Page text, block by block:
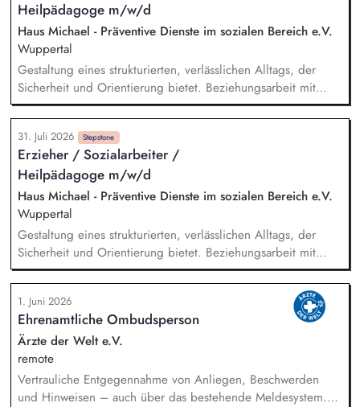
Privatspendenfundraisings, regelmäßige Kommunikation mit
und das Gewinnen von (neuen) Spender*innen, Organisation
und Begleitung der etwa jährlich stattfindenden
Dialogseminare.
Heilpädagoge m/w/d
Haus Michael - Präventive Dienste im sozialen Bereich e.V.
Wuppertal
Gestaltung eines strukturierten, verlässlichen Alltags, der
Sicherheit und Orientierung bietet. Beziehungsarbeit mit
Kindern und Jugendlichen unter Berücksichtigung ihrer
individuellen Lebensgeschichten. Systemisches Denken:
Zusammenhänge erkennen, Verhalten einordnen, Muster
verstehen. Förderung von Identitätsentwicklung, Selbstwert
und individuellen Stärken. Begleitung in lebenspraktischen
Bereichen (Alltag, Schule, Freizeit, Verantwortung).
Zusammenarbeit mit Eltern, Sorgeberechtigten, Schulen,
Therapeut*innen und Jugendämtern.
31. Juli 2026 Stepstone
Erzieher / Sozialarbeiter /
Heilpädagoge m/w/d
Haus Michael - Präventive Dienste im sozialen Bereich e.V.
Wuppertal
Gestaltung eines strukturierten, verlässlichen Alltags, der
Sicherheit und Orientierung bietet. Beziehungsarbeit mit
Kindern und Jugendlichen unter Berücksichtigung ihrer
individuellen Lebensgeschichten. Systemisches Denken:
Zusammenhänge erkennen, Verhalten einordnen, Muster
verstehen. Förderung von Identitätsentwicklung, Selbstwert
und individuellen Stärken. Begleitung in lebenspraktischen
Bereichen (Alltag, Schule, Freizeit, Verantwortung).
Zusammenarbeit mit Eltern, Sorgeberechtigten, Schulen,
Therapeut*innen und Jugendämtern.
1. Juni 2026
Ehrenamtliche Ombudsperson
Ärzte der Welt e.V.
remote
Vertrauliche Entgegennahme von Anliegen, Beschwerden
und Hinweisen – auch über das bestehende Meldesystem.